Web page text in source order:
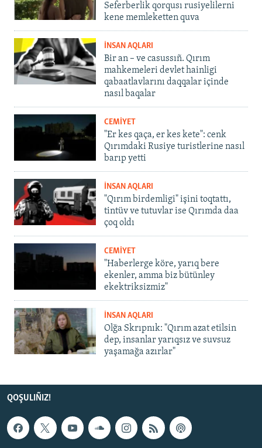
Seferberlik qorqusı rusiyelilerni
kene memleketten quva
İNSAN AQLARI
Bir an – ve casussıñ. Qırım
mahkemeleri devlet hainligi
qabaatlavlarını daqqalar içinde
nasıl baqalar
CEMİYET
"Er kes qaça, er kes kete": cenk
Qırımdaki Rusiye turistlerine nasıl
barıp yetti
İNSAN AQLARI
"Qırım birdemligi" işini toqtattı,
tintüv ve tutuvlar ise Qırımda daa
çoq oldı
CEMİYET
"Haberlerge köre, yarıq bere
ekenler, amma biz bütünley
ekektriksizmiz"
İNSAN AQLARI
Olğa Skrıpnık: "Qırım azat etilsin
dep, insanlar yarıqsız ve suvsuz
yaşamağa azırlar"
QOŞULIÑIZ!